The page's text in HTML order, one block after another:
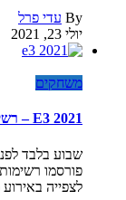
By עדי פרל
יולי 23, 2021
משחקים
E3 2021 – רשימת כל המשחקים שיופיעו באירוע
שבוע בלבד
לצפייה